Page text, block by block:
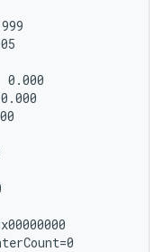
0.000